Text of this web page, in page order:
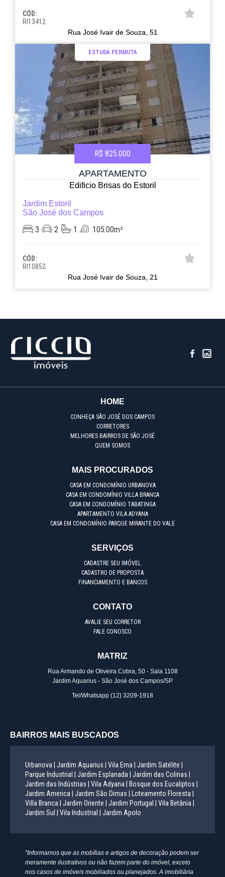
CÓD:
RI13412
Rua José Ivair de Souza, 51
ESTUDA PERMUTA
R$ 825.000
APARTAMENTO
Edificio Brisas do Estoril
Jardim Estoril
São José dos Campos
3 2 1 105.00m²
CÓD:
RI10852
Rua José Ivair de Souza, 21
HOME
CONHEÇA SÃO JOSÉ DOS CAMPOS
CORRETORES
MELHORES BAIRROS DE SÃO JOSÉ
QUEM SOMOS
MAIS PROCURADOS
CASA EM CONDOMÍNIO URBANOVA
CASA EM CONDOMÍNIO VILLA BRANCA
CASA EM CONDOMÍNIO TABATINGA
APARTAMENTO VILA ADYANA
CASA EM CONDOMÍNIO PARQUE MIRANTE DO VALE
SERVIÇOS
CADASTRE SEU IMÓVEL
CADASTRO DE PROPOSTA
FINANCIAMENTO E BANCOS
CONTATO
AVALIE SEU CORRETOR
FALE CONOSCO
MATRIZ
Rua Armando de Oliveira Cobra, 50 - Sala 1108
Jardim Aquarius - São José dos Campos/SP
Tel/Whatsapp (12) 3209-1918
BAIRROS MAIS BUSCADOS
Urbanova | Jardim Aquarius | Vila Ema |
Jardim Satélite |
Parque Industrial |
Jardim Esplanada |
Jardim das Colinas |
Jardim das Indústrias |
Vila Adyana |
Bosque dos Eucaliptos |
Jardim America |
Jardim São Dimas |
Loteamento Floresta |
Villa Branca |
Jardim Oriente | Jardim Portugal |
Vila Betânia |
Jardim Sul |
Vila Industrial | Jardim Apolo
"Informamos que as mobílias e artigos de decoração podem ser
meramente ilustrativos ou não fazem parte do imóvel, exceto
nos casos de imóveis mobiliados ou planejados. A imobiliária